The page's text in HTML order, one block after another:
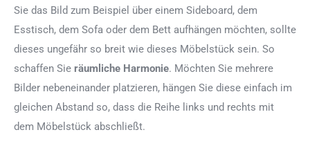
Sie das Bild zum Beispiel über einem Sideboard, dem
Esstisch, dem Sofa oder dem Bett aufhängen möchten, sollte
dieses ungefähr so breit wie dieses Möbelstück sein. So
schaffen Sie räumliche Harmonie. Möchten Sie mehrere
Bilder nebeneinander platzieren, hängen Sie diese einfach im
gleichen Abstand so, dass die Reihe links und rechts mit
dem Möbelstück abschließt.